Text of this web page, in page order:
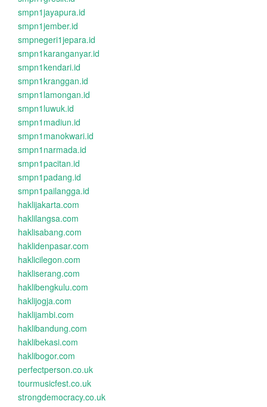
smpn1jayapura.id
smpn1jember.id
smpnegeri1jepara.id
smpn1karanganyar.id
smpn1kendari.id
smpn1kranggan.id
smpn1lamongan.id
smpn1luwuk.id
smpn1madiun.id
smpn1manokwari.id
smpn1narmada.id
smpn1pacitan.id
smpn1padang.id
smpn1pailangga.id
haklijakarta.com
haklilangsa.com
haklisabang.com
haklidenpasar.com
haklicilegon.com
hakliserang.com
haklibengkulu.com
haklijogja.com
haklijambi.com
haklibandung.com
haklibekasi.com
haklibogor.com
perfectperson.co.uk
tourmusicfest.co.uk
strongdemocracy.co.uk